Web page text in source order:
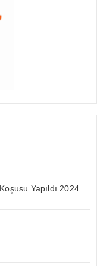
Yapıldı 2024